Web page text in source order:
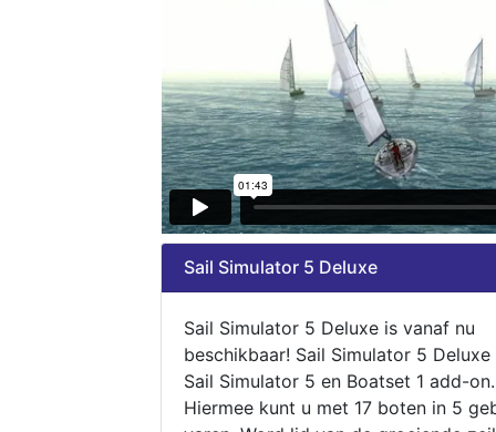
Sail Simulator 5 Deluxe
Sail Simulator 5 Deluxe is vanaf nu
beschikbaar! Sail Simulator 5
Sail Simulator 5 en Boatset 1 add-on.
Hiermee kunt u met 17 boten in 5